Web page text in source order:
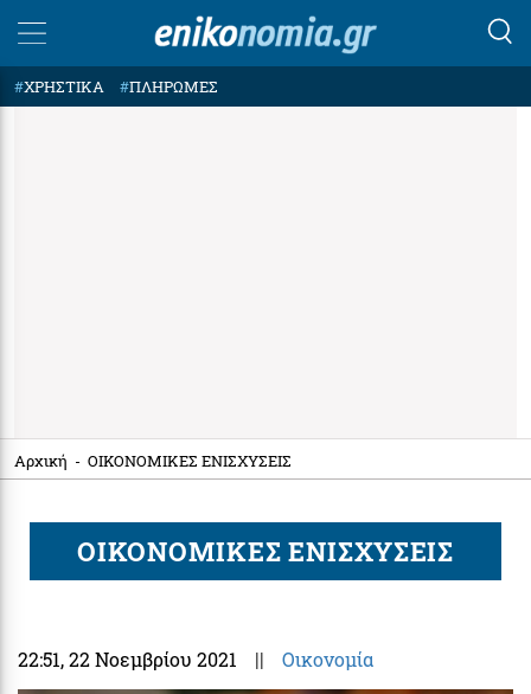
#ΧΡΗΣΤΙΚΑ #ΠΛΗΡΩΜΕΣ
Αρχική - ΟΙΚΟΝΟΜΙΚΕΣ ΕΝΙΣΧΥΣΕΙΣ
ΟΙΚΟΝΟΜΙΚΕΣ ΕΝΙΣΧΥΣΕΙΣ
22:51, 22 Νοεμβρίου 2021 || Οικονομία